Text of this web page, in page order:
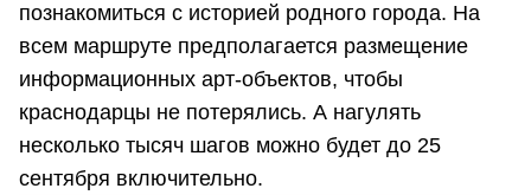
познакомиться с историей родного города. На
всем маршруте предполагается размещение
информационных арт-объектов, чтобы
краснодарцы не потерялись. А нагулять
несколько тысяч шагов можно будет до 25
сентября включительно.